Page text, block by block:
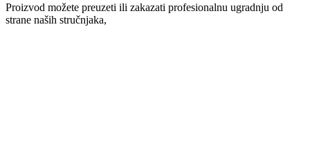
Proizvod možete preuzeti ili zakazati profesionalnu ugradnju od
strane naših stručnjaka,